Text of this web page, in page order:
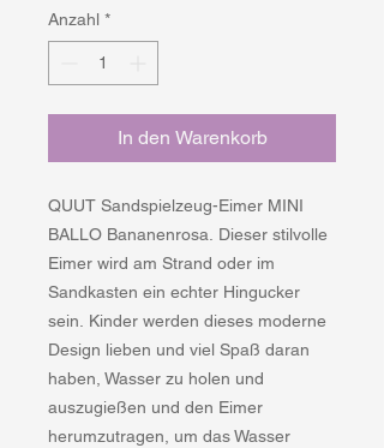
Anzahl *
In den Warenkorb
QUUT Sandspielzeug-Eimer MINI
BALLO Bananenrosa. Dieser stilvolle
Eimer wird am Strand oder im
Sandkasten ein echter Hingucker
sein. Kinder werden dieses moderne
Design lieben und viel Spaß daran
haben, Wasser zu holen und
auszugießen und den Eimer
herumzutragen, um das Wasser